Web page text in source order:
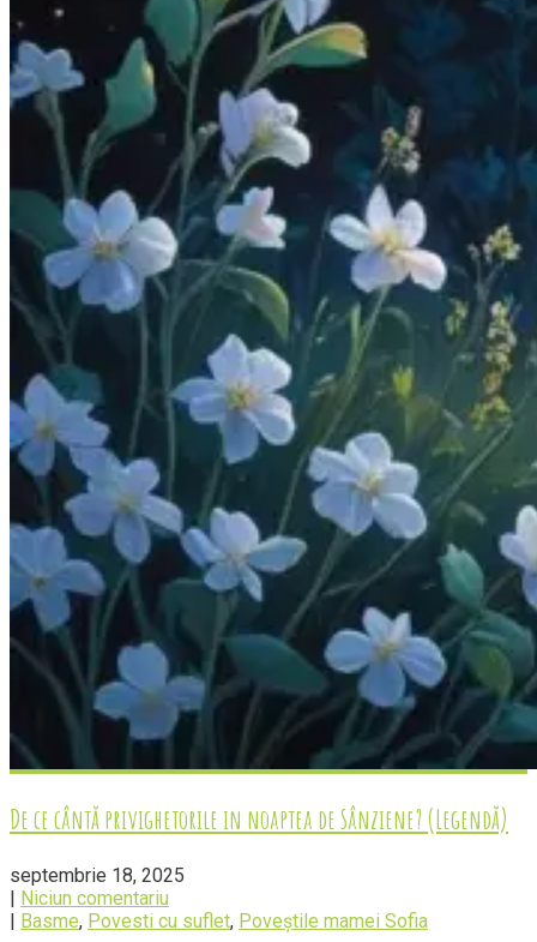
De ce cântă privighetorile in noaptea de Sânziene? (Legendă)
septembrie 18, 2025
| Niciun comentariu
| Basme, Povesti cu suflet, Poveștile mamei Sofia